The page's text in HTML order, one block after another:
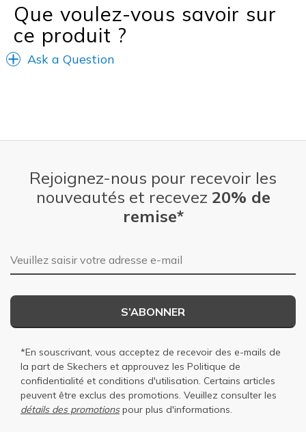
Sizing
Feels true to size
View On Shoes
Shoes are for Wearing
Que voulez-vous savoir sur
ce produit ?
Ask a Question
Rejoignez-nous pour recevoir les
nouveautés et recevez 20% de
remise*
Adresse e-mail
S’ABONNER
*En souscrivant, vous acceptez de recevoir des e-mails de
la part de Skechers et approuvez les Politique de
confidentialité et conditions d'utilisation. Certains articles
peuvent être exclus des promotions. Veuillez consulter les
détails des promotionspour plus d'informations.